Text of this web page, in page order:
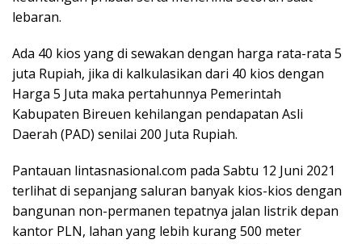
lebaran.
Ada 40 kios yang di sewakan dengan harga rata-rata 5
juta Rupiah, jika di kalkulasikan dari 40 kios dengan
Harga 5 Juta maka pertahunnya Pemerintah
Kabupaten Bireuen kehilangan pendapatan Asli
Daerah (PAD) senilai 200 Juta Rupiah.
Pantauan lintasnasional.com pada Sabtu 12 Juni 2021
terlihat di sepanjang saluran banyak kios-kios dengan
bangunan non-permanen tepatnya jalan listrik depan
kantor PLN, lahan yang lebih kurang 500 meter